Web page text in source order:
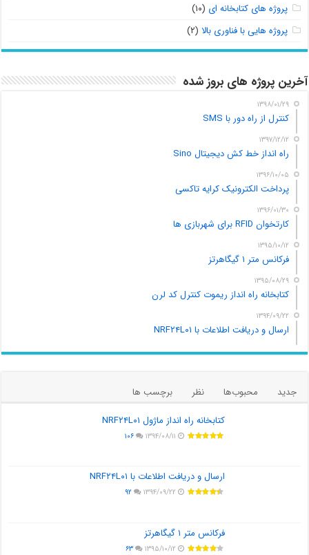
پروژه های کتابخانه ای (۱۰)
پروژه هایی با فناوری بالا (۲)
آخرین پروژه های بروز شده
۱۳۹۸/۰۱/۲۹
کنترل از راه دور با SMS
۱۳۹۷/۱۲/۱۲
راه انداز خط کش دیجیتال Sino
۱۳۹۶/۱۰/۰۵
پرداخت الکترونیک کرایه تاکسی
۱۳۹۶/۰۱/۳۰
کارتخوان RFID برای شهربازی ها
۱۳۹۵/۱۰/۱۲
فرکانس متر ۱ گیگاهرتز
۱۳۹۵/۰۸/۲۹
کتابخانه راه انداز ریموت کنترل کد لرن
۱۳۹۴/۰۹/۲۲
ارسال و دریافت اطلاعات با NRF۲۴L۰۱
جدید محبوب‌ها نظر
برچسب ها
کتابخانه راه انداز ماژول NRF۲۴L۰۱
۱۳۹۴/۰۸/۱۱ ۱۰۶
ارسال و دریافت اطلاعات با NRF۲۴L۰۱
۱۳۹۴/۰۹/۲۲ ۹۲
فرکانس متر ۱ گیگاهرتز
۱۳۹۵/۱۰/۱۲ ۶۳